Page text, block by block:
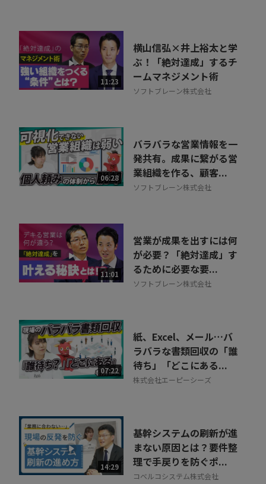
11:23
横山信弘×井上裕太と学
ぶ！「絶対達成」するチ
ームマネジメント術
ソフトブレーン株式会社
06:28
バラバラな営業情報を一
発共有。成果に繋がる営
業組織を作る、顧客...
ソフトブレーン株式会社
11:01
営業が成果を出すには何
が必要？「絶対達成」す
るために必要な要...
ソフトブレーン株式会社
07:22
紙、Excel、メール…バ
ラバラな書類回収の「誰
待ち」「どこにある...
株式会社エーピーシーズ
14:29
基幹システムの刷新が進
まない原因とは？要件整
理で手戻りを防ぐポ...
コベルコシステム株式会社